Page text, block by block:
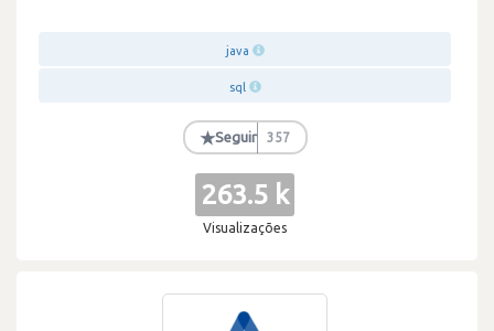
java
sql
★Seguir 357
263.5 k
Visualizações